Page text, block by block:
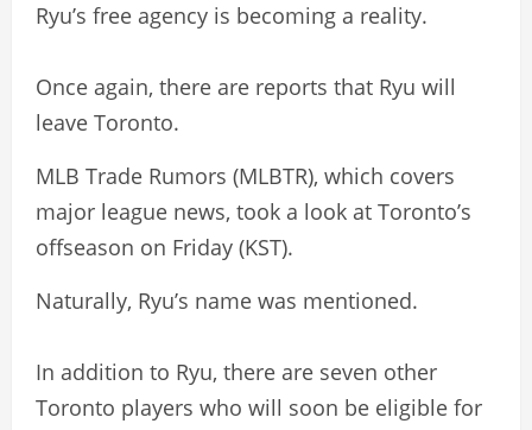
Ryu’s free agency is becoming a reality.
Once again, there are reports that Ryu will
leave Toronto.
MLB Trade Rumors (MLBTR), which covers
major league news, took a look at Toronto’s
offseason on Friday (KST).
Naturally, Ryu’s name was mentioned.
In addition to Ryu, there are seven other
Toronto players who will soon be eligible for